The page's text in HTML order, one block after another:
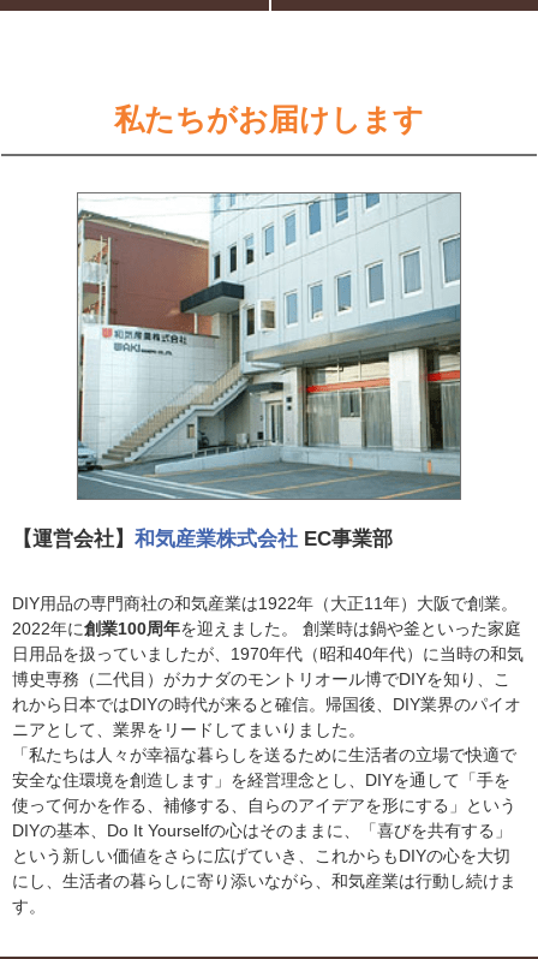
私たちがお届けします
【運営会社】 和気産業株式会社 EC事業部
DIY用品の専門商社の和気産業は1922年（大正11年）大阪で創業。
2022年に創業100周年を迎えました。 創業時は鍋や釜といった家庭
日用品を扱っていましたが、1970年代（昭和40年代）に当時の和気
博史専務（二代目）がカナダのモントリオール博でDIYを知り、こ
れから日本ではDIYの時代が来ると確信。帰国後、DIY業界のパイオ
ニアとして、業界をリードしてまいりました。
「私たちは人々が幸福な暮らしを送るために生活者の立場で快適で
安全な住環境を創造します」を経営理念とし、DIYを通して「手を
使って何かを作る、補修する、自らのアイデアを形にする」という
DIYの基本、Do It Yourselfの心はそのままに、「喜びを共有する」
という新しい価値をさらに広げていき、これからもDIYの心を大切
にし、生活者の暮らしに寄り添いながら、和気産業は行動し続けま
す。